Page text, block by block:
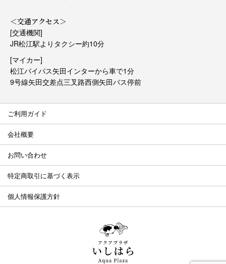
＜交通アクセス＞
[交通機関]
JR松江駅よりタクシー約10分
[マイカー]
松江バイパス矢田インターから車で1分
9号線矢田交差点三叉路西側矢田バス停前
ご利用ガイド
会社概要
お問い合わせ
特定商取引に基づく表示
個人情報保護方針